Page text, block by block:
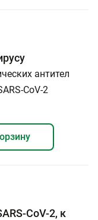
антител
CoV-2
CoV-2, к